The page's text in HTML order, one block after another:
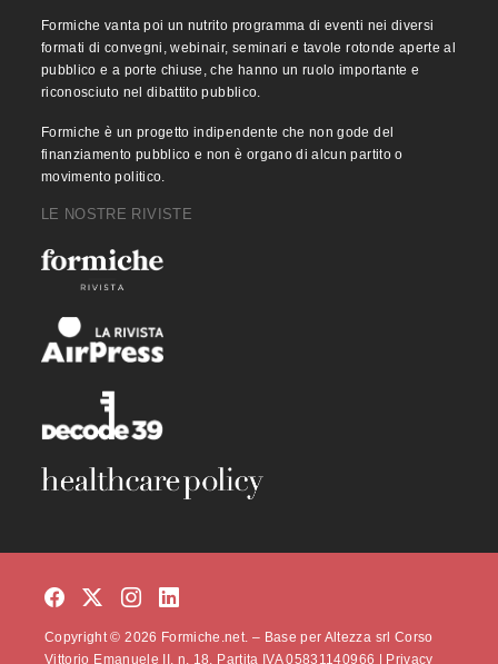
Formiche vanta poi un nutrito programma di eventi nei diversi
formati di convegni, webinair, seminari e tavole rotonde aperte al
pubblico e a porte chiuse, che hanno un ruolo importante e
riconosciuto nel dibattito pubblico.
Formiche è un progetto indipendente che non gode del
finanziamento pubblico e non è organo di alcun partito o
movimento politico.
LE NOSTRE RIVISTE
Copyright © 2026 Formiche.net. – Base per Altezza srl Corso
Vittorio Emanuele II, n. 18, Partita IVA 05831140966 | Privacy